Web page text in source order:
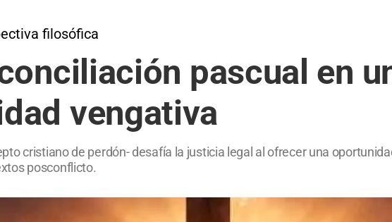
filosófica
pascual en
vengativa
cristiano de perdón- desafía la justicia legal al ofrecer una
posconflicto.